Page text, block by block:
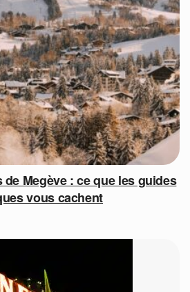
Megève : ce que les guides
vous cachent